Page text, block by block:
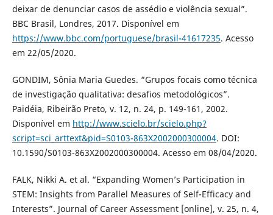
deixar de denunciar casos de assédio e violência sexual”.
BBC Brasil, Londres, 2017. Disponível em
https://www.bbc.com/portuguese/brasil-41617235. Acesso
em 22/05/2020.
GONDIM, Sônia Maria Guedes. “Grupos focais como técnica
de investigação qualitativa: desafios metodológicos”.
Paidéia, Ribeirão Preto, v. 12, n. 24, p. 149-161, 2002.
Disponível em http://www.scielo.br/scielo.php?
script=sci_arttext&pid=S0103-863X2002000300004. DOI:
10.1590/S0103-863X2002000300004. Acesso em 08/04/2020.
FALK, Nikki A. et al. “Expanding Women’s Participation in
STEM: Insights from Parallel Measures of Self-Efficacy and
Interests”. Journal of Career Assessment [online], v. 25, n. 4,